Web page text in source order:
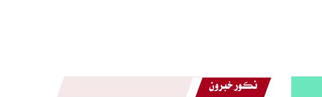
نڪور خبرون